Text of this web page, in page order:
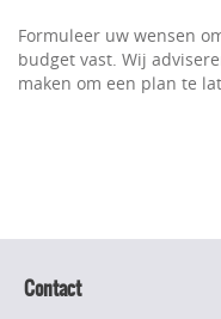
Formuleer uw wensen
budget vast. Wij
maken om een plan te
Contact